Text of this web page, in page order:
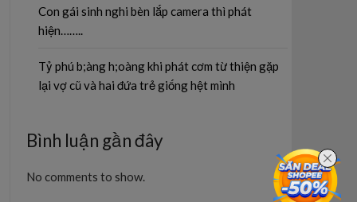
Con gái sinh nghi bèn lắp camera thì phát
hiện……..
Tỷ phú b;àng h;oàng khi phát cơm từ thiện gặp
lại vợ cũ và hai đứa trẻ giống hệt mình
Bình luận gần đây
No comments to show.